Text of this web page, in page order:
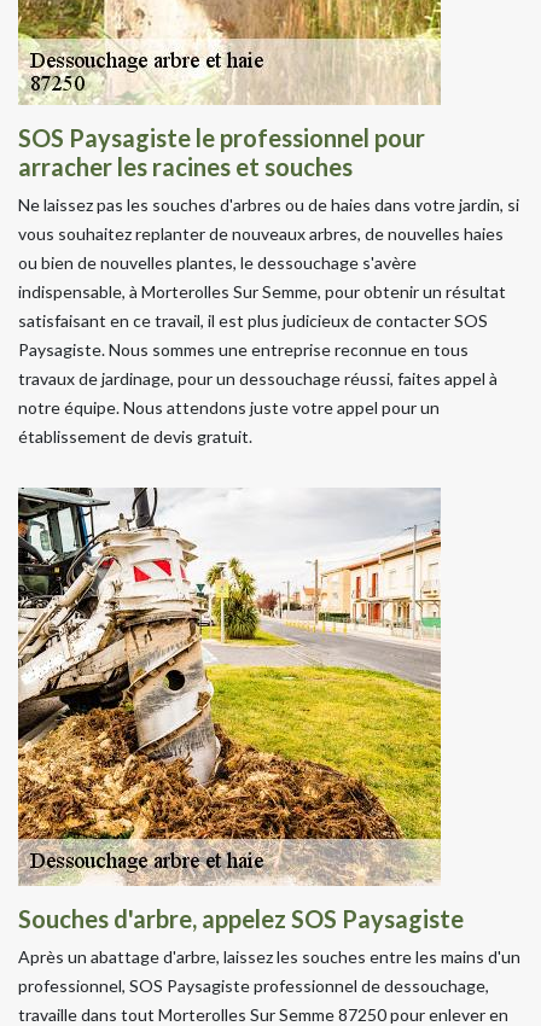
SOS Paysagiste le professionnel pour
arracher les racines et souches
Ne laissez pas les souches d'arbres ou de haies dans votre jardin, si
vous souhaitez replanter de nouveaux arbres, de nouvelles haies
ou bien de nouvelles plantes, le dessouchage s'avère
indispensable, à Morterolles Sur Semme, pour obtenir un résultat
satisfaisant en ce travail, il est plus judicieux de contacter SOS
Paysagiste. Nous sommes une entreprise reconnue en tous
travaux de jardinage, pour un dessouchage réussi, faites appel à
notre équipe. Nous attendons juste votre appel pour un
établissement de devis gratuit.
Souches d'arbre, appelez SOS Paysagiste
Après un abattage d'arbre, laissez les souches entre les mains d'un
professionnel, SOS Paysagiste professionnel de dessouchage,
travaille dans tout Morterolles Sur Semme 87250 pour enlever en